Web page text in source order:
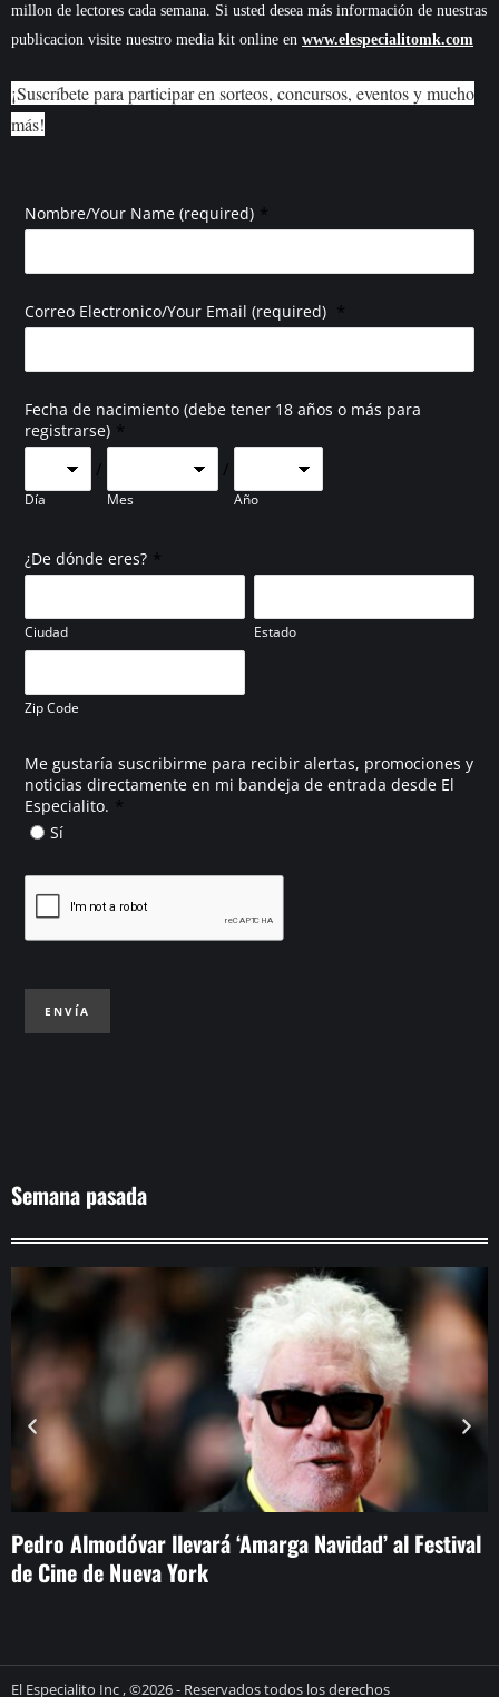
millon de lectores cada semana. Si usted desea más información de nuestras
publicacion visite nuestro media kit online en www.elespecialitomk.com
¡Suscríbete para participar en sorteos, concursos, eventos y mucho
más!
Nombre/Your Name (required) *
Correo Electronico/Your Email (required) *
Fecha de nacimiento (debe tener 18 años o más para
registrarse) *
Día
/
Mes
/
Año
¿De dónde eres? *
Ciudad Estado
Zip Code
Me gustaría suscribirme para recibir alertas, promociones y
noticias directamente en mi bandeja de entrada desde El
Especialito. *
Sí
ENVÍA
Semana pasada
Pedro Almodóvar llevará ‘Amarga Navidad’ al Festival
de Cine de Nueva York
El Especialito Inc , ©2026 - Reservados todos los derechos